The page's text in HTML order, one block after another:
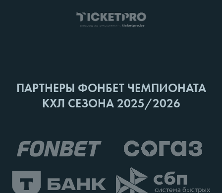
ПАРТНЕРЫ ФОНБЕТ ЧЕМПИОНАТА
КХЛ СЕЗОНА 2025/2026